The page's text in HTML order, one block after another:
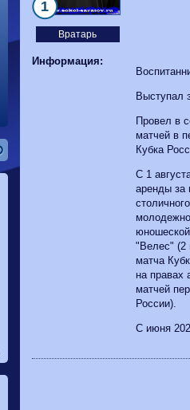
Вратарь
1
Информация:
Выступал
Провел в
матчей в
Кубка
С 1
аренды за
"Велес" (2
матча
на правах
матчей
России).
С июня
Калуга
0-1 Сибирь